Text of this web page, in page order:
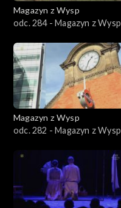
Magazyn z Wysp
odc. 284 - Magazyn z Wysp
Magazyn z Wysp
odc. 282 - Magazyn z Wysp